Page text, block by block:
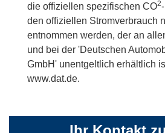
die offiziellen spezifischen CO2
den offiziellen Stromverbrauch
entnommen werden, der an
und bei der 'Deutschen
GmbH' unentgeltlich erhältlich
www.dat.de.